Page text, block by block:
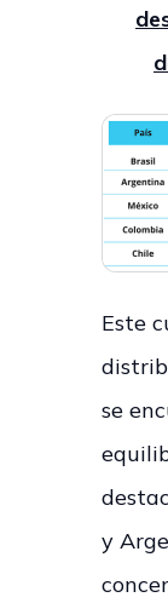
Este
se
y